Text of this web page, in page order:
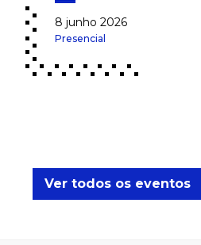
8 junho 2026
Presencial
Ver todos os eventos